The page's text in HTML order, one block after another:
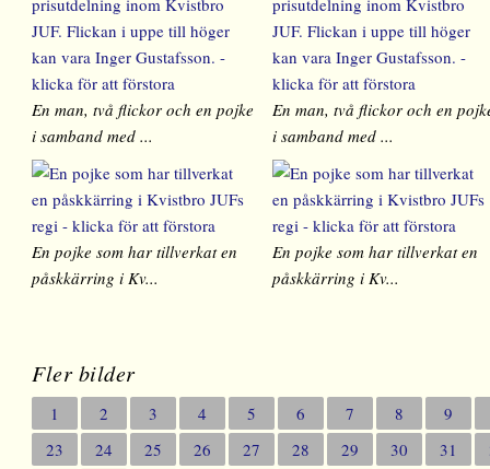
En man, två flickor och en pojke
i samband med ...
En man, två flickor och en
i samband med ...
En pojke som har tillverkat en
påskkärring i Kv...
En pojke som har tillverkat en
påskkärring i Kv...
Fler bilder
1 2 3 4 5 6 7 8 9
23
24 25 26 27 28 29 30 31